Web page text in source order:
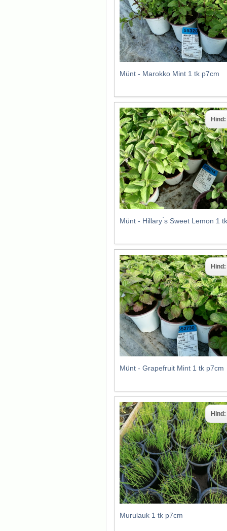
Münt - Marokko Mint 1 tk p7cm
Münt - Hillary ́s Sweet Lemon 1
Hind:
Münt - Grapefruit Mint 1 tk p7cm
Hind:
Murulauk 1 tk p7cm
Hind: